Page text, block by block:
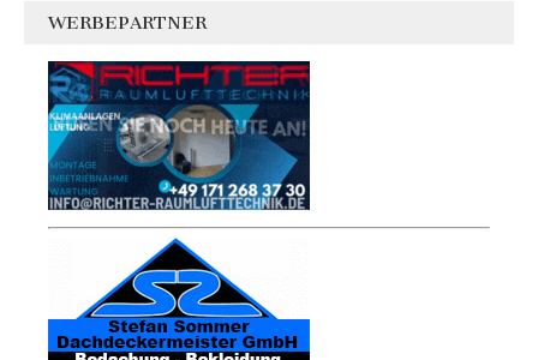
WERBEPARTNER